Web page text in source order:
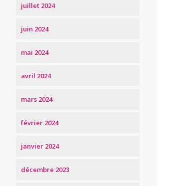
juillet 2024
juin 2024
mai 2024
avril 2024
mars 2024
février 2024
janvier 2024
décembre 2023